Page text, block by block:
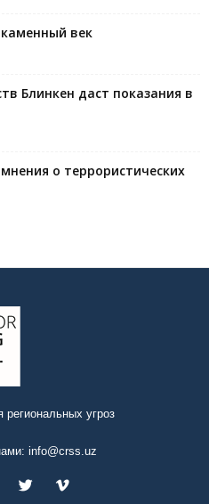
век
Блинкен даст показания в
о террористических
угроз
info@crss.uz